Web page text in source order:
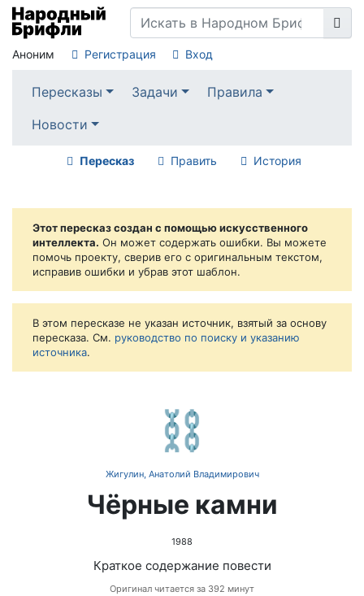
Аноним Регистрация Вход
Пересказы Задачи
Правила
Новости
Пересказ Править История
Этот пересказ создан с помощью искусственного
интеллекта. Он может содержать ошибки. Вы можете
помочь проекту, сверив его с оригинальным текстом,
исправив ошибки и убрав этот шаблон.
В этом пересказе не указан источник, взятый за основу
пересказа. См. руководство по поиску и указанию
источника.
⛓️
Жигулин, Анатолий Владимирович
Чёрные камни
1988
Краткое содержание повести
Оригинал читается за 392 минут